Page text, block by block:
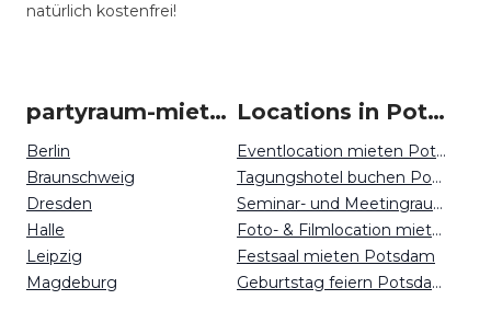
natürlich kostenfrei!
partyraum-mieten um Potsdam
Berlin
Braunschweig
Dresden
Halle
Leipzig
Magdeburg
Locations in Potsdam mieten
Eventlocation mieten Potsdam
Tagungshotel buchen Potsdam
Seminar- und Meetingraum mieten Potsdam
Foto- & Filmlocation mieten Potsdam
Festsaal mieten Potsdam
Geburtstag feiern Potsdam